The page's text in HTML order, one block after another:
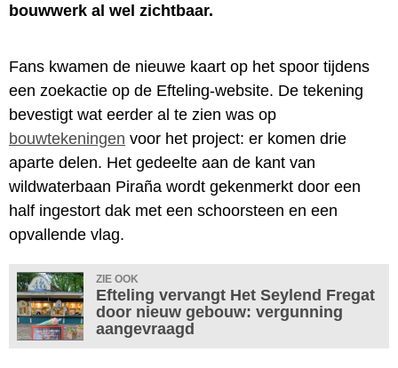
bouwwerk al wel zichtbaar.
Fans kwamen de nieuwe kaart op het spoor tijdens
een zoekactie op de Efteling-website. De tekening
bevestigt wat eerder al te zien was op
bouwtekeningen voor het project: er komen drie
aparte delen. Het gedeelte aan de kant van
wildwaterbaan Piraña wordt gekenmerkt door een
half ingestort dak met een schoorsteen en een
opvallende vlag.
ZIE OOK
Efteling vervangt Het Seylend Fregat
door nieuw gebouw: vergunning
aangevraagd